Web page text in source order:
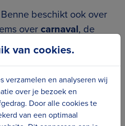
beschikt ook over
overcarnaval, de
bloemenstoet
schenkingenbinnen.
Benne aanvaardt alle
of Uitkerke
foto’s zijn die bij het
van cookies.
verzamelen en analyseren wij
over je bezoek en
Door alle cookies te
van een optimaal